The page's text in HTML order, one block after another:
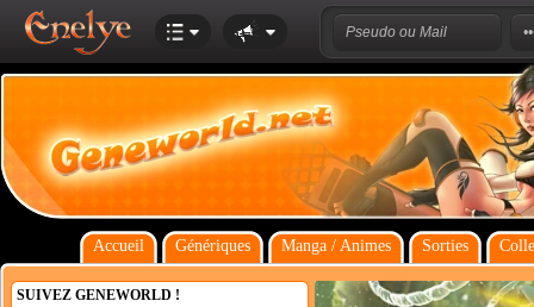
Accueil Génériques Manga / Animes Sorties
SUIVEZ GENEWORLD !